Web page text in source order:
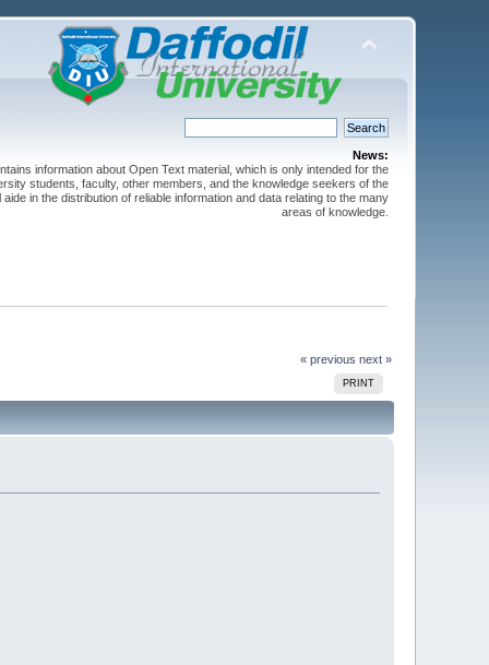
News:
information about Open Text material, which is only intended for the
students, faculty, other members, and the knowledge seekers of the
in the distribution of reliable information and data relating to the many
areas of knowledge.
« previous next »
PRINT